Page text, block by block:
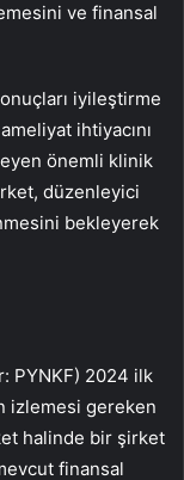
ve finansal
iyileştirme
ihtiyacını
önemli klinik
düzenleyici
bekleyerek
PYNKF) 2024 ilk
izlemesi gereken
halinde bir şirket
finansal